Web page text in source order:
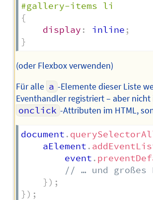
#gallery-items li
{
display : inline ;
}
(oder Flexbox verwenden)
Für alle a -Elemente dieser Liste
Eventhandler registriert – aber
onclick -Attributen im HTML,
document .
	aElement
.
		event
.
// … und großes
}) ;
}) ;